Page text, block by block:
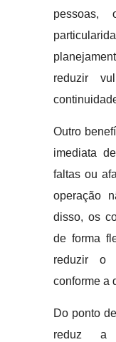
reduzir
Outro
imediata
faltas ou
operação
disso, os
de forma
reduzir o
conforme a
Do ponto
reduz a